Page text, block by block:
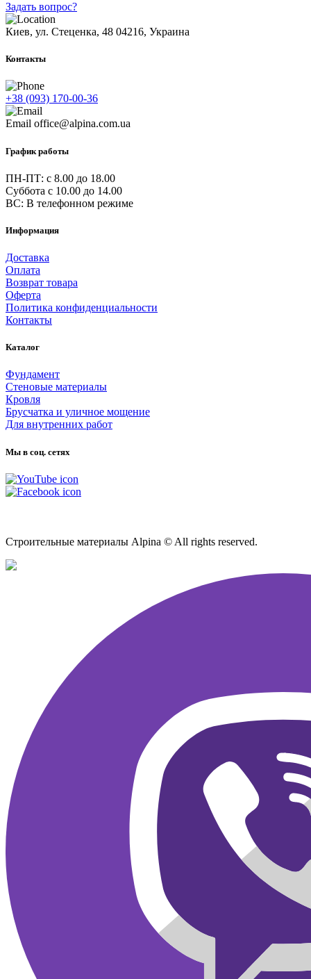
Задать вопрос?
Киев, ул. Стеценка, 48 04216, Украина
Контакты
+38 (093) 170-00-36
Email office@alpina.com.ua
График работы
ПН-ПТ: c 8.00 до 18.00
Суббота с 10.00 до 14.00
ВС: В телефонном режиме
Информация
Доставка
Оплата
Возврат товара
Оферта
Политика конфиденциальности
Контакты
Каталог
Фундамент
Стеновые материалы
Кровля
Брусчатка и уличное мощение
Для внутренних работ
Мы в соц. сетях
Строительные материалы Alpina © All rights reserved.